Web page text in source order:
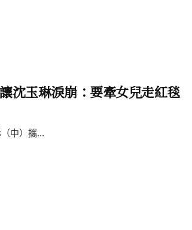
沈玉琳淚崩：要牽女兒走紅毯
中）攜...